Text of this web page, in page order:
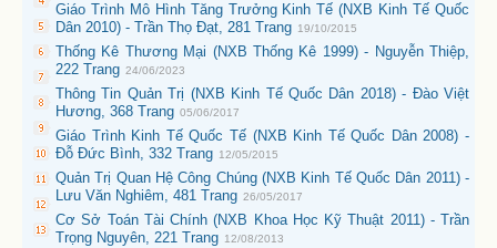
Giáo Trình Mô Hình Tăng Trưởng Kinh Tế (NXB Kinh Tế Quốc
Dân 2010) - Trần Thọ Đạt, 281 Trang 19/10/2015
Thống Kê Thương Mại (NXB Thống Kê 1999) - Nguyễn Thiệp,
222 Trang 24/06/2023
Thông Tin Quản Trị (NXB Kinh Tế Quốc Dân 2018) - Đào Việt
Hương, 368 Trang 05/06/2017
Giáo Trình Kinh Tế Quốc Tế (NXB Kinh Tế Quốc Dân 2008) -
Đỗ Đức Bình, 332 Trang 12/05/2015
Quản Trị Quan Hệ Công Chúng (NXB Kinh Tế Quốc Dân 2011) -
Lưu Văn Nghiêm, 481 Trang 26/05/2017
Cơ Sở Toán Tài Chính (NXB Khoa Học Kỹ Thuật 2011) - Trần
Trọng Nguyên, 221 Trang 12/08/2013